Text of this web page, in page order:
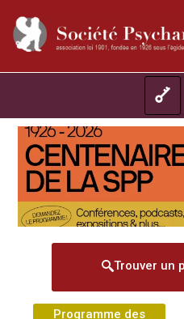
Trouver un
Programme des